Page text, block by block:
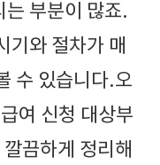
는 부분이 많죠.
기와 절차가 매
수 있습니다.오
여 신청 대상부
끔하게 정리해